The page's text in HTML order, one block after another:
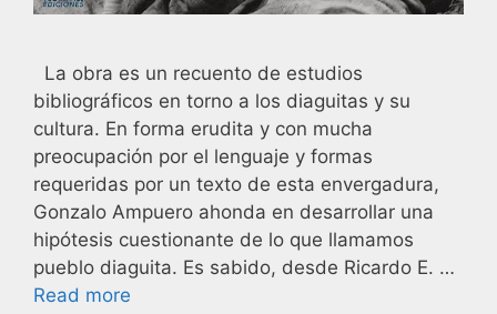
La obra es un recuento de estudios
bibliográficos en torno a los diaguitas y su
cultura. En forma erudita y con mucha
preocupación por el lenguaje y formas
requeridas por un texto de esta envergadura,
Gonzalo Ampuero ahonda en desarrollar una
hipótesis cuestionante de lo que llamamos
pueblo diaguita. Es sabido, desde Ricardo E. …
Read more